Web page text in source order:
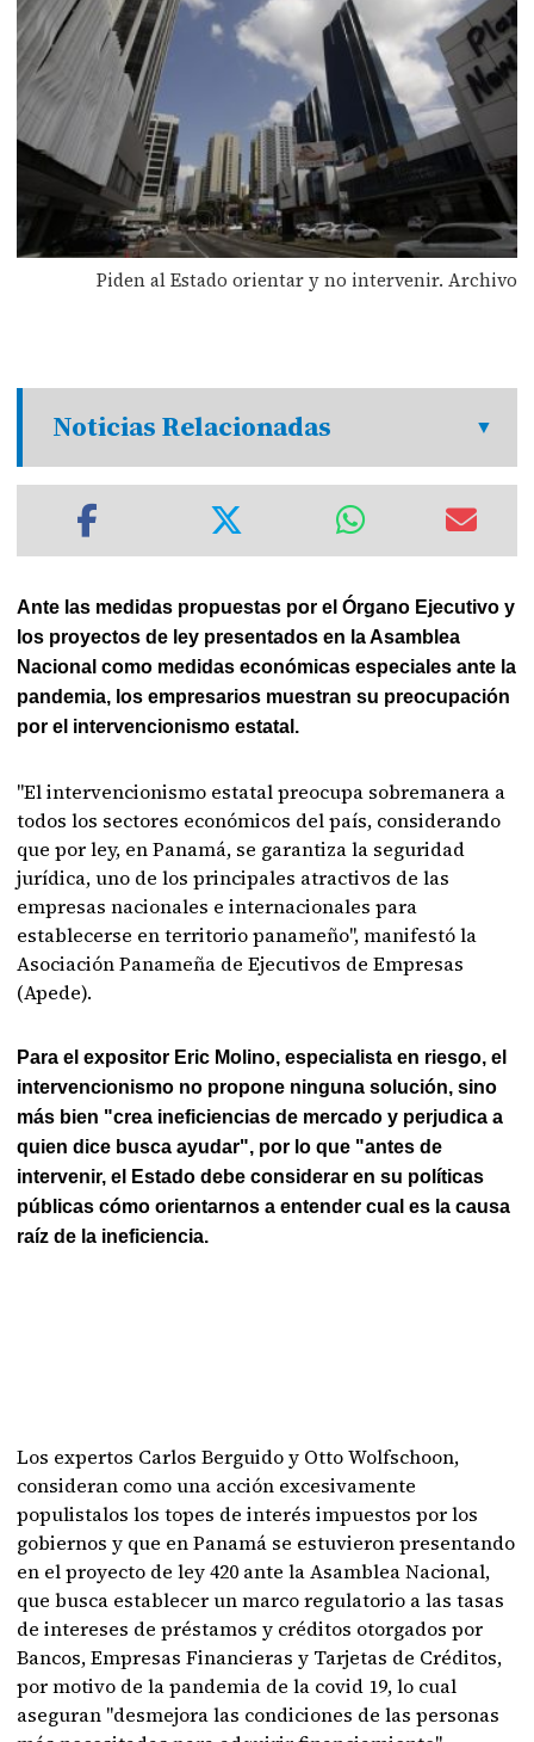
Piden al Estado orientar y no intervenir. Archivo
Noticias Relacionadas
Ante las medidas propuestas por el Órgano Ejecutivo y
los proyectos de ley presentados en la Asamblea
Nacional como medidas económicas especiales ante la
pandemia, los empresarios muestran su preocupación
por el intervencionismo estatal.
"El intervencionismo estatal preocupa sobremanera a
todos los sectores económicos del país, considerando
que por ley, en Panamá, se garantiza la seguridad
jurídica, uno de los principales atractivos de las
empresas nacionales e internacionales para
establecerse en territorio panameño", manifestó la
Asociación Panameña de Ejecutivos de Empresas
(Apede).
Para el expositor Eric Molino, especialista en riesgo, el
intervencionismo no propone ninguna solución, sino
más bien "crea ineficiencias de mercado y perjudica a
quien dice busca ayudar", por lo que "antes de
intervenir, el Estado debe considerar en su políticas
públicas cómo orientarnos a entender cual es la causa
raíz de la ineficiencia.
Los expertos Carlos Berguido y Otto Wolfschoon,
consideran como una acción excesivamente
populistalos los topes de interés impuestos por los
gobiernos y que en Panamá se estuvieron presentando
en el proyecto de ley 420 ante la Asamblea Nacional,
que busca establecer un marco regulatorio a las tasas
de intereses de préstamos y créditos otorgados por
Bancos, Empresas Financieras y Tarjetas de Créditos,
por motivo de la pandemia de la covid 19, lo cual
aseguran "desmejora las condiciones de las personas